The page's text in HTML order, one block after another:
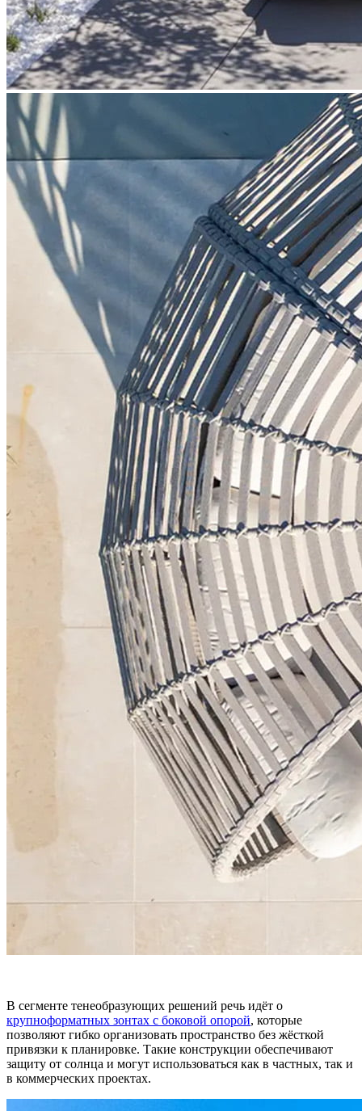
В сегменте тенеобразующих решений речь идёт о
крупноформатных зонтах с боковой опорой, которые
позволяют гибко организовать пространство без жёсткой
привязки к планировке. Такие конструкции обеспечивают
защиту от солнца и могут использоваться как в частных, так и
в коммерческих проектах.